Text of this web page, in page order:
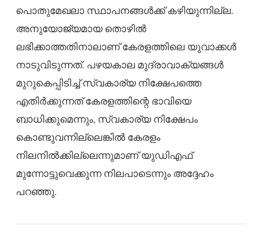
പൊതുമേഖലാ സ്ഥാപനങ്ങൾക്ക് കഴിയുന്നില്ല.
അനുയോജ്യമായ തൊഴിൽ
ലഭിക്കാത്തതിനാലാണ് കേരളത്തിലെ യുവാക്കൾ
നാടുവിടുന്നത്. പഴയകാല മുദ്രാവാക്യങ്ങൾ
മുറുകെപ്പിടിച്ച് സ്വകാര്യ നിക്ഷേപത്തെ
എതിർക്കുന്നത് കേരളത്തിന്റെ ഭാവിയെ
ബാധിക്കുമെന്നും, സ്വകാര്യ നിക്ഷേപം
കൊണ്ടുവന്നില്ലെങ്കിൽ കേരളം
നിലനിൽക്കില്ലെന്നുമാണ് യുഡിഎഫ്
മുന്നോട്ടുവെക്കുന്ന നിലപാടെന്നും അദ്ദേഹം
പറഞ്ഞു.